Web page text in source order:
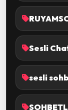
Sesli
sesli